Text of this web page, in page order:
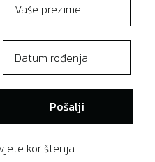
Pošalji
korištenja